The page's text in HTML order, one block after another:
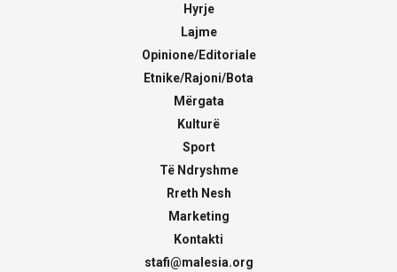
Hyrje
Lajme
Opinione/Editoriale
Etnike/Rajoni/Bota
Mërgata
Kulturë
Sport
Të Ndryshme
Rreth Nesh
Marketing
Kontakti
stafi@malesia.org